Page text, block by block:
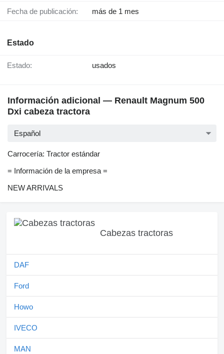
Fecha de publicación: más de 1 mes
Estado
Estado: usados
Información adicional — Renault Magnum 500
Dxi cabeza tractora
Español
Carrocería: Tractor estándar
= Información de la empresa =
NEW ARRIVALS
Cabezas tractoras
DAF
Ford
Howo
IVECO
MAN